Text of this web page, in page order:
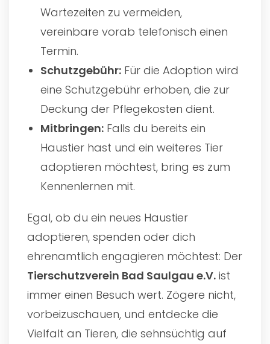
Wartezeiten zu vermeiden,
vereinbare vorab telefonisch einen
Termin.
Schutzgebühr: Für die Adoption wird
eine Schutzgebühr erhoben, die zur
Deckung der Pflegekosten dient.
Mitbringen: Falls du bereits ein
Haustier hast und ein weiteres Tier
adoptieren möchtest, bring es zum
Kennenlernen mit.
Egal, ob du ein neues Haustier
adoptieren, spenden oder dich
ehrenamtlich engagieren möchtest: Der
Tierschutzverein Bad Saulgau e.V. ist
immer einen Besuch wert. Zögere nicht,
vorbeizuschauen, und entdecke die
Vielfalt an Tieren, die sehnsüchtig auf